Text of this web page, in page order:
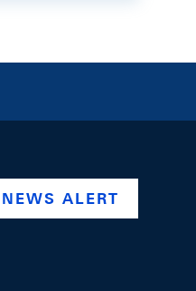
company/swiss-
ALERT